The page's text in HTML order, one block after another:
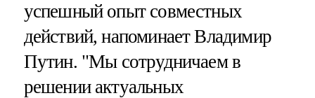
успешный опыт совместных
действий, напоминает Владимир
Путин. "Мы сотрудничаем в
решении актуальных